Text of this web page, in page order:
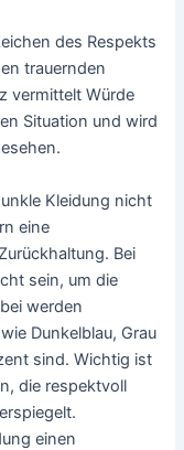
des Respekts
trauernden
vermittelt Würde
Situation und wird
Kleidung nicht
eine
Bei
sein, um die
werden
Dunkelblau, Grau
sind. Wichtig ist
die respektvoll
einen